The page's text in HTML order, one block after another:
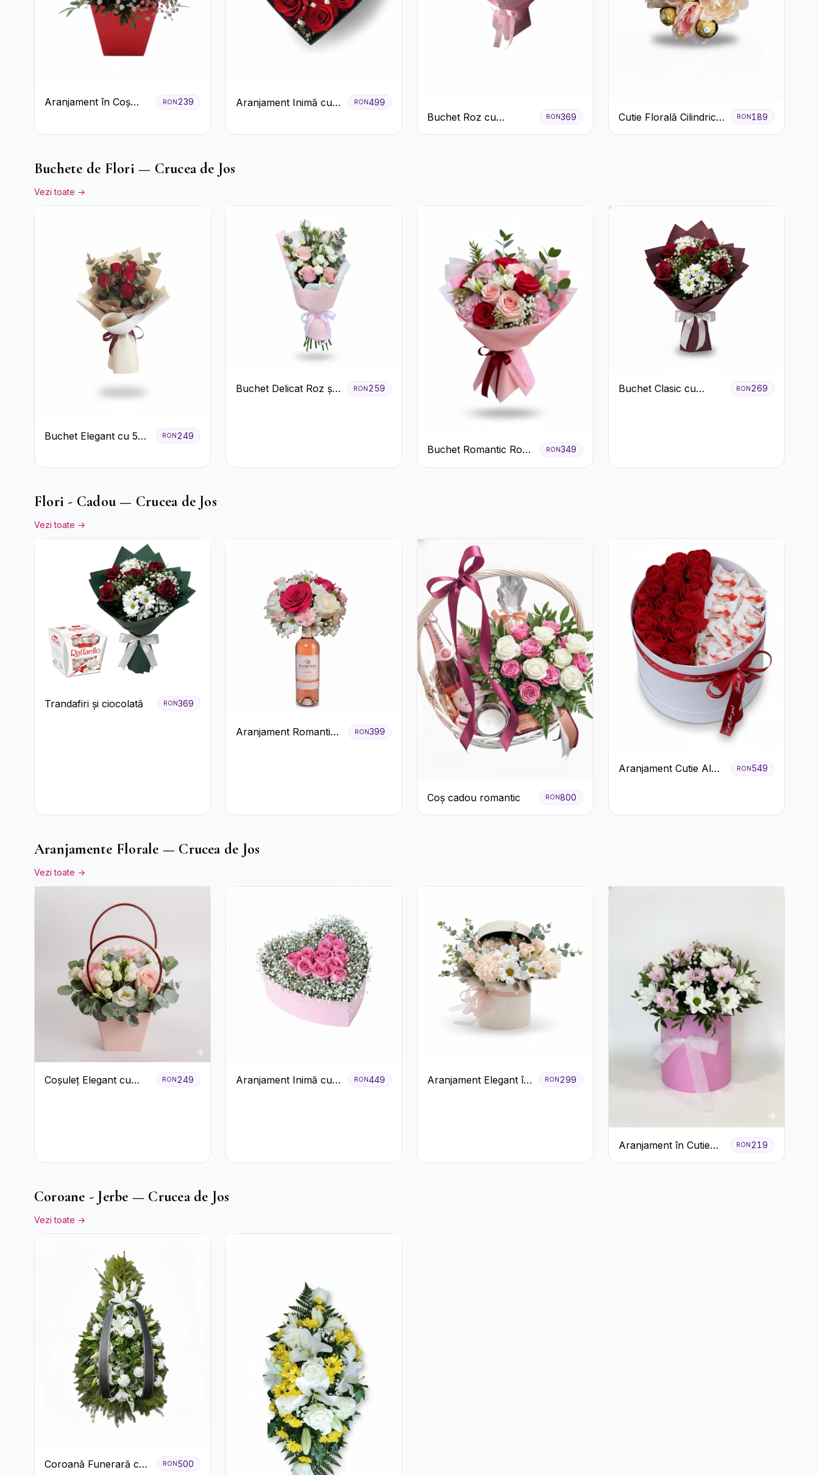
Aranjament în Coș
Crizanteme Albe
RON239
Aranjament Inimă cu
Floarea Miresei
RON 499
Buchet Roz cu
Tradafiri și Gerbera
RON369
Cutie Florală Cilindrică
cu Ferrero Rocher și
RON 189
Buchete de Flori — Crucea de Jos
Vezi toate →
Buchet Elegant cu 5
Eucalipt
RON 249
Buchet Delicat Roz și
RON259
Buchet Romantic Roșu
și Roz Pastel
RON349
Buchet Clasic cu
RON269
Flori - Cadou — Crucea de Jos
Vezi toate →
Trandafiri și ciocolată RON369
Aranjament Romantic
RON399
Coș cadou romantic RON800
Aranjament Cutie Albă
RON549
Aranjamente Florale — Crucea de Jos
Vezi toate →
Coșuleț Elegant cu
RON249
Aranjament Inimă cu
RON449
Aranjament Elegant în
RON299
Aranjament în Cutie
Roz cu Crizanteme
RON 219
Coroane - Jerbe — Crucea de Jos
Vezi toate →
Coroană Funerară cu
RON 500